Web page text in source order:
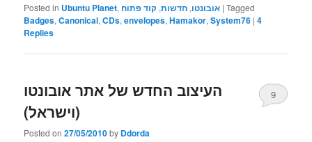
Posted in Ubuntu Planet, אובונטו, חדשות, קוד פתוח |Tagged
Badges,Canonical,CDs,envelopes,Hamakor,System76 |4
Replies
העיצוב החדש של אתר אובונטו
(וישראל)
Posted on27/05/2010by Ddorda
9